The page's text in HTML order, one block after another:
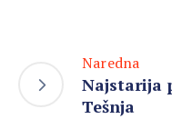
Naredna
Najstarija
Tešnja